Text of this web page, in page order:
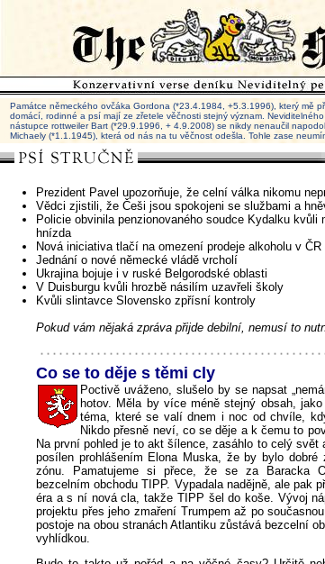
Památce německého ovčáka Gordona (*23.4.1984, +5.3.1996), který mě
domácí, rodinné a psí mají ze zřetele věčnosti stejný význam.
nástupce rottweiler Bart (*29.9.1996, + 4.9.2008) se nikdy nenaučil
Michaely (*1.1.1945), která od nás na tu věčnost odešla. Tohle zase
Prezident Pavel upozorňuje, že celní válka nikomu
Vědci zjistili, že Češi jsou spokojeni se službami a
Policie obvinila penzionovaného soudce Kydalku kvůli
hnízda
Nová iniciativa tlačí na omezení prodeje alkoholu v ČR
Jednání o nové německé vládě vrcholí
Ukrajina bojuje i v ruské Belgorodské oblasti
V Duisburgu kvůli hrozbě násilím uzavřeli školy
Kvůli slintavce Slovensko zpřísní kontroly
Pokud vám nějaká zpráva přijde debilní, nemusí to
Co se to děje s těmi cly
Poctivě uváženo, slušelo by se napsat
hotov. Měla by více méně stejný obsah,
téma, které se valí dnem i noc od chvíle,
Nikdo přesně neví, co se děje a k čemu to
Na první pohled je to akt šílence, zasáhlo to celý svět
posílen prohlášením Elona Muska, že by bylo dobré
zónu. Pamatujeme si přece, že se za Baracka
bezcelním obchodu TIPP. Vypadala nadějně, ale pak
éra a s ní nová cla, takže TIPP šel do koše. Vývoj
projektu přes jeho zmaření Trumpem až po
postoje na obou stranách Atlantiku zůstává bezcelní
vyhlídkou.